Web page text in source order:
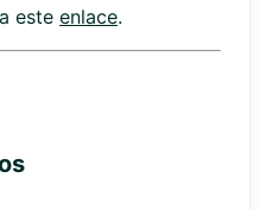
este enlace.